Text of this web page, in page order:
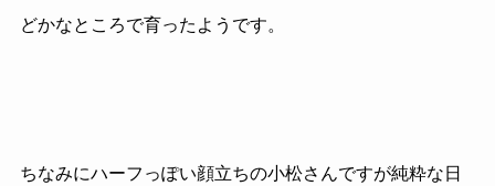
どかなところで育ったようです。
ちなみにハーフっぽい顔立ちの小松さんですが純粋な日